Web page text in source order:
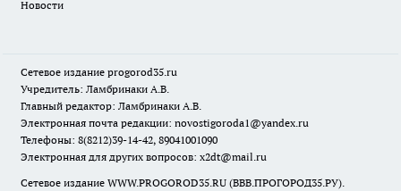
Новости
Сетевое издание progorod35.ru
Учредитель: Ламбринаки А.В.
Главный редактор: Ламбринаки А.В.
Электронная почта редакции: novostigoroda1@yandex.ru
Телефоны: 8(8212)39-14-42, 89041001090
Электронная для других вопросов: x2dt@mail.ru
Сетевое издание WWW.PROGOROD35.RU (ВВВ.ПРОГОРОД35.РУ).